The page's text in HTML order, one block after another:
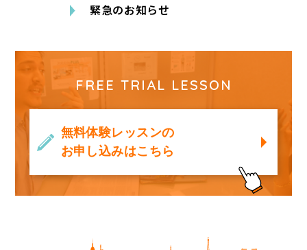
緊急のお知らせ
FREE TRIAL LESSON
無料体験レッスンの
お申し込みはこちら